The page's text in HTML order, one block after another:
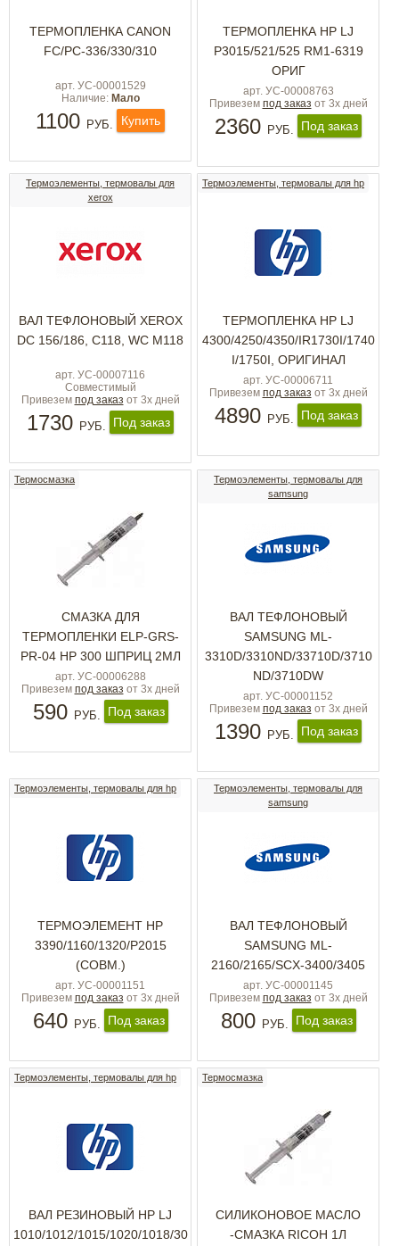
ТЕРМОПЛЕНКА CANON
FC/PC-336/330/310
арт. УС-00001529
Наличие: Мало
1100 РУБ. Купить
ТЕРМОПЛЕНКА HP LJ
P3015/521/525 RM1-6319
ОРИГ
арт. УС-00008763
Привезем под заказ от 3х дней
2360 РУБ. Под заказ
Термоэлементы, термовалы для
xerox
ВАЛ ТЕФЛОНОВЫЙ XEROX
DC 156/186, C118, WC M118
арт. УС-00007116
Совместимый
Привезем под заказ от 3х дней
1730 РУБ. Под заказ
Термоэлементы, термовалы для hp
TЕРМОПЛЕНКА HP LJ
4300/4250/4350/IR1730I/1740
I/1750I, ОРИГИНАЛ
арт. УС-00006711
Привезем под заказ от 3х дней
4890 РУБ. Под заказ
Термосмазка
СМАЗКА ДЛЯ
ТЕРМОПЛЕНКИ ELP-GRS-
PR-04 HP 300 ШПРИЦ 2МЛ
арт. УС-00006288
Привезем под заказ от 3х дней
590 РУБ. Под заказ
Термоэлементы, термовалы для
samsung
ВАЛ ТЕФЛОНОВЫЙ
SAMSUNG ML-
3310D/3310ND/33710D/3710
ND/3710DW
арт. УС-00001152
Привезем под заказ от 3х дней
1390 РУБ. Под заказ
Термоэлементы, термовалы для hp
ТЕРМОЭЛЕМЕНТ HP
3390/1160/1320/P2015
(СОВМ.)
арт. УС-00001151
Привезем под заказ от 3х дней
640 РУБ. Под заказ
Термоэлементы, термовалы для
samsung
ВАЛ ТЕФЛОНОВЫЙ
SAMSUNG ML-
2160/2165/SCX-3400/3405
арт. УС-00001145
Привезем под заказ от 3х дней
800 РУБ. Под заказ
Термоэлементы, термовалы для hp
ВАЛ РЕЗИНОВЫЙ НР LJ
1010/1012/1015/1020/1018/30
Термосмазка
СИЛИКОНОВОЕ МАСЛО
-СМАЗКА RICOH 1Л